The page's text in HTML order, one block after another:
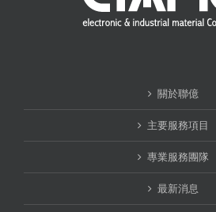
關於聯億
主要服務項目
專業服務團隊
最新消息